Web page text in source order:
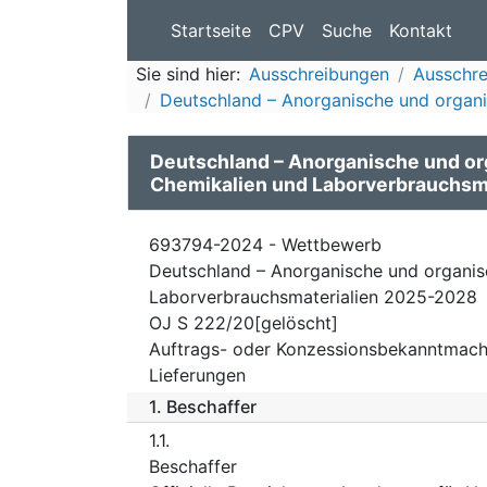
Startseite CPV Suche
Kontakt
Sie sind hier: Ausschreibungen
Deutschland – Anorganische und
Deutschland – Anorganische und
Chemikalien und
693794-2024 - Wettbewerb
Deutschland – Anorganische und
Laborverbrauchsmaterialien 2025-2028
OJ S 222/20[gelöscht]
Auftrags- oder
Lieferungen
1. Beschaffer
1.1.
Beschaffer